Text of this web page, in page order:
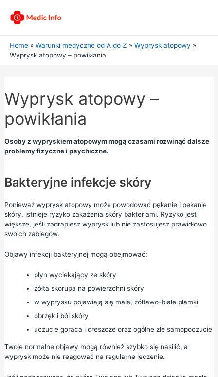
Home Warunki medyczne od A do Z
Wyprysk atopowy
Wyprysk atopowy – powikłania
Wyprysk atopowy –
powikłania
Osoby z wypryskiem atopowym mogą czasami rozwinąć dalsze
problemy fizyczne i psychiczne.
Bakteryjne infekcje skóry
Ponieważ wyprysk atopowy może powodować pękanie i pękanie
skóry, istnieje ryzyko zakażenia skóry bakteriami. Ryzyko jest
większe, jeśli zadrapiesz wyprysk lub nie zastosujesz prawidłowo
swoich zabiegów.
Objawy infekcji bakteryjnej mogą obejmować:
płyn wyciekający ze skóry
żółta skorupa na powierzchni skóry
w wyprysku pojawiają się małe, żółtawo-białe plamki
obrzęk i ból skóry
uczucie gorąca i dreszcze oraz ogólne złe samopoczucie
Twoje normalne objawy mogą również szybko się nasilić, a
wyprysk może nie reagować na regularne leczenie.